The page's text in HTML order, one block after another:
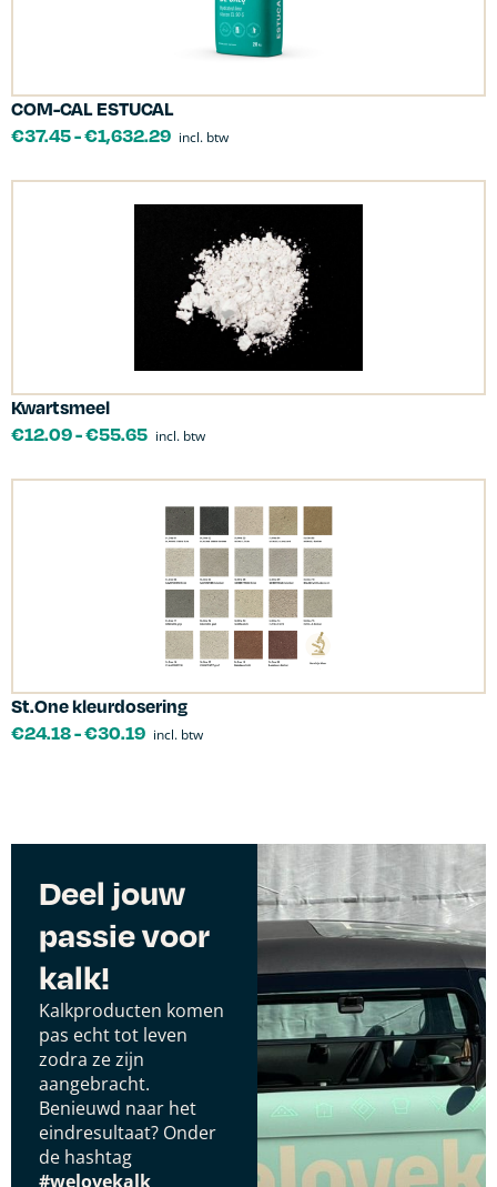
COM-CAL ESTUCAL
€37.45-€1,632.29 incl. btw
Kwartsmeel
€12.09-€55.65 incl. btw
St.One kleurdosering
€24.18-€30.19 incl. btw
Deel jouw
passie voor
kalk!
Kalkproducten komen
pas echt tot leven
zodra ze zijn
aangebracht.
Benieuwd naar het
eindresultaat? Onder
de hashtag
#welovekalk